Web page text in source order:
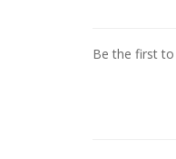
Be the first